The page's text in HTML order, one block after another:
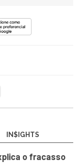
IN$IGHTS
o fracasso